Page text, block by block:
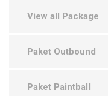
View all Package
Paket Outbound
Paket Paintball